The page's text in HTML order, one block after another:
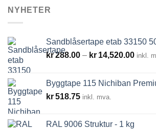
NYHETER
Sandblåsertape etab 33150
kr288.00 – kr 14,520.00 inkl.
Byggtape 115 Nichiban
kr518.75 inkl. mva.
RAL 9006 Struktur - 1 kg